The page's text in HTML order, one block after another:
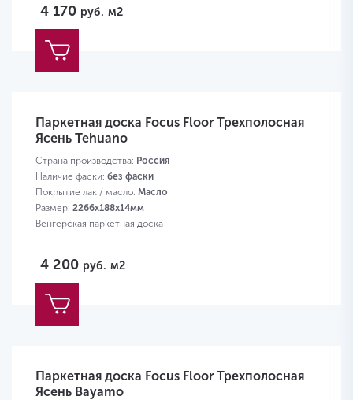
4 170 руб. м2
Паркетная доска Focus Floor Трехполосная
Ясень Tehuano
Страна производства: Россия
Наличие фаски: без фаски
Покрытие лак / масло: Масло
Размер: 2266х188х14мм
Венгерская паркетная доска
4 200 руб. м2
Паркетная доска Focus Floor Трехполосная
Ясень Bayamo